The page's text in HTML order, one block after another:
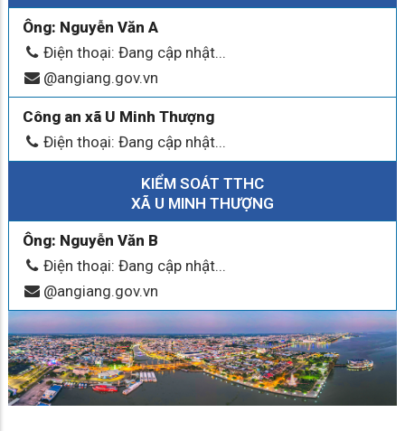
Ông: Nguyễn Văn A
Điện thoại: Đang cập nhật...
@angiang.gov.vn
Công an xã U Minh Thượng
Điện thoại: Đang cập nhật...
KIỂM SOÁT TTHC
XÃ U MINH THƯỢNG
Ông: Nguyễn Văn B
Điện thoại: Đang cập nhật...
@angiang.gov.vn